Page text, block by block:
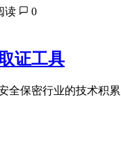
读
0
证工具
密行业的技术积累